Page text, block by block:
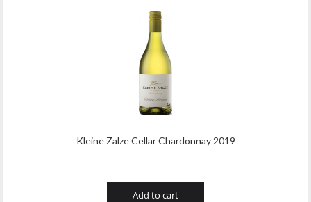
Kleine Zalze Cellar Chardonnay 2019
Add to cart